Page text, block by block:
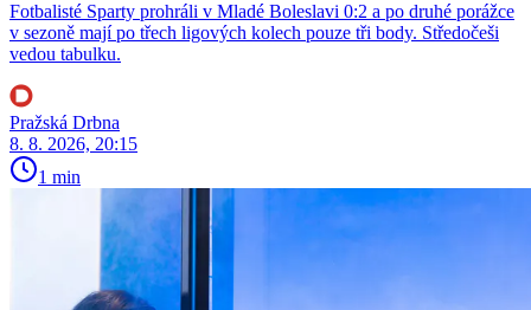
Fotbalisté Sparty prohráli v Mladé Boleslavi 0:2 a po druhé porážce
v sezoně mají po třech ligových kolech pouze tři body. Středočeši
vedou tabulku.
Pražská Drbna
8. 8. 2026, 20:15
1 min